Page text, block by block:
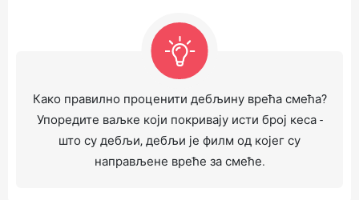
Како правилно проценити дебљину врећа смећа?
Упоредите ваљке који покривају исти број кеса -
што су дебљи, дебљи је филм од којег су
направљене вреће за смеће.